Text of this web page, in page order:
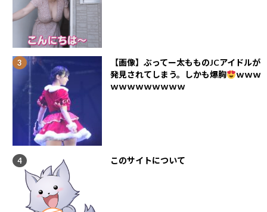
【画像】ぶってー太もものJCアイドルが
発見されてしまう。しかも爆胸
ｗｗｗ
ｗｗｗｗｗｗｗｗｗ
このサイトについて